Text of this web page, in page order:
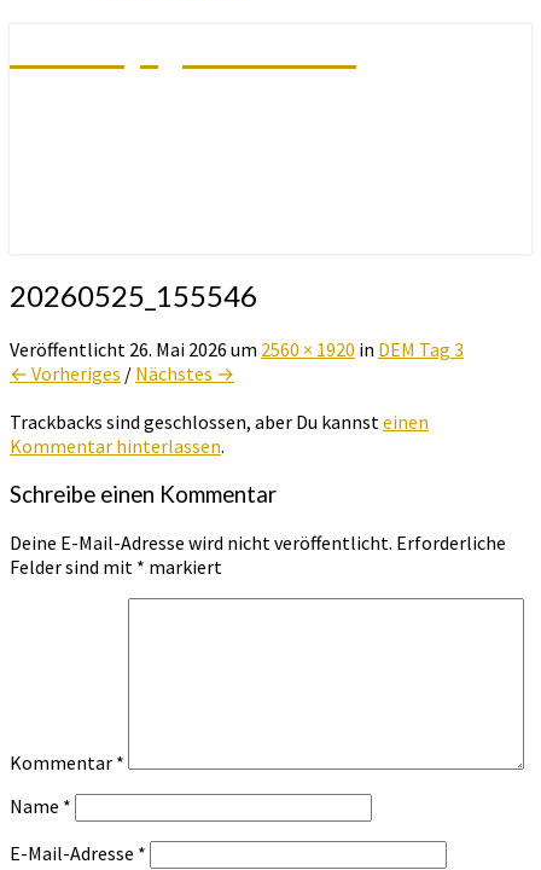
20260525_155546
Veröffentlicht 26. Mai 2026 um 2560 × 1920 in DEM Tag 3
← Vorheriges / Nächstes →
Trackbacks sind geschlossen, aber Du kannsteinen
Kommentar hinterlassen.
Schreibe einen Kommentar
Deine E-Mail-Adresse wird nicht veröffentlicht. Erforderliche
Felder sind mit * markiert
Kommentar *
Name *
E-Mail-Adresse *